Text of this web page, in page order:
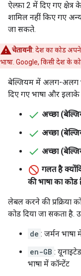
ऐल्फ़ा 2 में दिए गए
शामिल नहीं किए गए
जा सकते.
चेतावनी: देश का कोड
भाषा. Google, किसी देश के
बेल्जियम में अलग-अलग
दिए गए भाषा और
अच्छा
अच्छा
अच्छा
गलत है
की भाषा का कोड
लेबल करने की प्रक्रिया
कोड दिया जा सकता है.
de : जर्मन भाषा
en-GB :
भाषा में कॉन्टेंट